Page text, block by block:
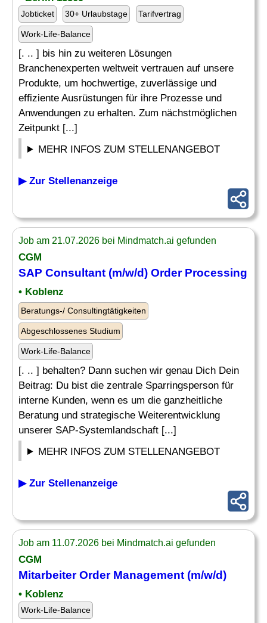
Jobticket 30+ Urlaubstage Tarifvertrag
Work-Life-Balance
[. .. ] bis hin zu weiteren Lösungen
Branchenexperten weltweit vertrauen auf unsere
Produkte, um hochwertige, zuverlässige und
effiziente Ausrüstungen für ihre Prozesse und
Anwendungen zu erhalten. Zum nächstmöglichen
Zeitpunkt [...]
MEHR INFOS ZUM STELLENANGEBOT
▶ Zur Stellenanzeige
Job am 21.07.2026 bei Mindmatch.ai gefunden
CGM
SAP Consultant (m/w/d) OrderProcessing
• Koblenz
Beratungs-/ Consultingtätigkeiten
Abgeschlossenes Studium
Work-Life-Balance
[. .. ] behalten? Dann suchen wir genau Dich Dein
Beitrag: Du bist die zentrale Sparringsperson für
interne Kunden, wenn es um die ganzheitliche
Beratung und strategische Weiterentwicklung
unserer SAP-Systemlandschaft [...]
MEHR INFOS ZUM STELLENANGEBOT
▶ Zur Stellenanzeige
Job am 11.07.2026 bei Mindmatch.ai gefunden
CGM
MitarbeiterOrderManagement (m/w/d)
• Koblenz
Work-Life-Balance